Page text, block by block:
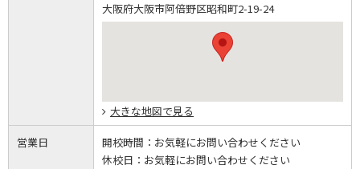
大阪府大阪市阿倍野区昭和町2-19-24
大きな地図で見る
営業日 開校時間： お気軽にお問い合わせください
休校日： お気軽にお問い合わせください